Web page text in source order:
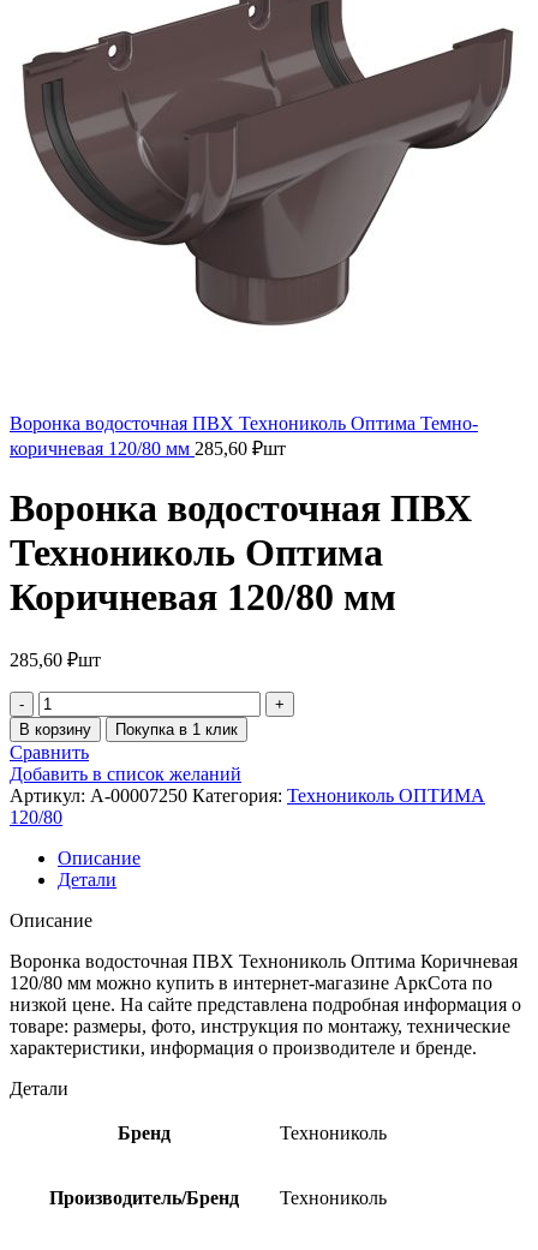
Воронка водосточная ПВХ Технониколь Оптима Темно-
коричневая 120/80 мм 285,60 ₽шт
Воронка водосточная ПВХ
Технониколь Оптима
Коричневая 120/80 мм
285,60 ₽шт
В корзину Покупка в 1 клик
Сравнить
Добавить в список желаний
Артикул: A-00007250 Категория: Технониколь ОПТИМА
120/80
Описание
Детали
Описание
Воронка водосточная ПВХ Технониколь Оптима Коричневая
120/80 мм можно купить в интернет-магазине АркСота по
низкой цене. На сайте представлена подробная информация о
товаре: размеры, фото, инструкция по монтажу, технические
характеристики, информация о производителе и бренде.
Детали
Бренд Технониколь
Производитель/Бренд Технониколь